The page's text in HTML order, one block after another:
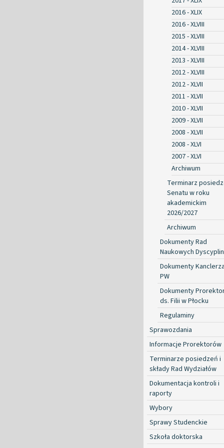
2016 - XLIX
2016 - XLVIII
2015 - XLVIII
2014 - XLVIII
2013 - XLVIII
2012 - XLVIII
2012 - XLVII
2011 - XLVII
2010 - XLVII
2009 - XLVII
2008 - XLVII
2008 - XLVI
2007 - XLVI
Archiwum
Terminarz
Senatu w roku
akademickim
2026/2027
Archiwum
Dokumenty Rad
Naukowych Dyscyplin
Dokumenty
PW
Dokumenty
ds. Filii w Płocku
Regulaminy
Sprawozdania
Informacje Prorektorów
Terminarze posiedzeń i
składy Rad Wydziałów
Dokumentacja kontroli i
raporty
Wybory
Sprawy Studenckie
Szkoła doktorska